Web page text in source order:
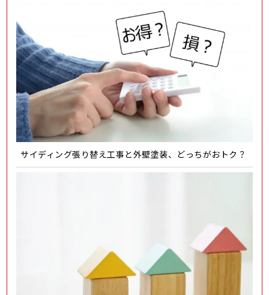
サイディング張り替え工事と外壁塗装、どっちがおトク？